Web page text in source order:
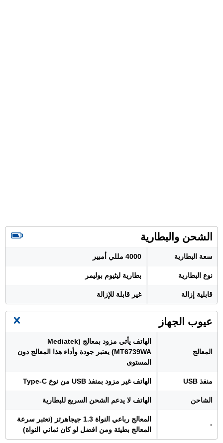
الشحن والبطارية
سعة البطارية 4000 مللي أمبير
نوع البطارية بطارية ليثيوم بوليمر
قابلية إزالة غير قابلة للإزالة
عيوب الجهاز
المعالج
الهاتف يأتي مزود بمعالج (Mediatek
MT6739WA) يعتبر جودة وأداء هذا المعالج دون
المستوى
منفذ USB الهاتف غير مزود بمنفذ USB من نوع Type-C
الشاحن الهاتف لا يدعم الشحن السريع للبطارية
-
المعالج رباعي النواة 1.3 جيجاهرتز (تعتبر سرعة
المعالج بطيئة ومن افضل لو كان ثماني النواة)